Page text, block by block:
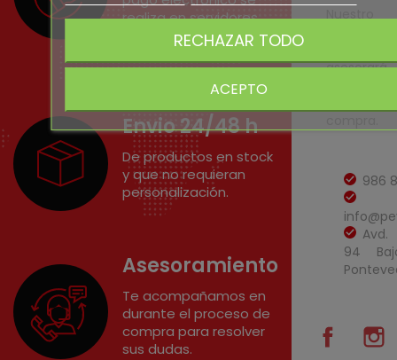
realiza en servidores
con conexión cifrada
Envio 24/48 h
De productos en stock
y que no requieran
personalización.
Asesoramiento
Te acompañamos en
durante el proceso de
compra para resolver
sus dudas.
986
94
RECHAZAR TODO
ACEPTO